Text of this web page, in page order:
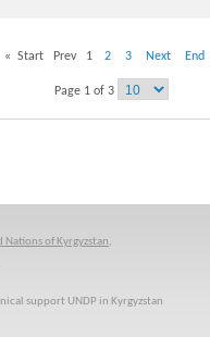
« Start Prev 1 2 3 Next End
Page 1 of 3
Nations of Kyrgyzstan,
support UNDP in Kyrgyzstan